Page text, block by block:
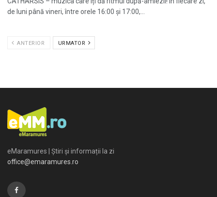
de luni până vineri, între orele 16:00 și 17:00,...
ANTERIOR URMATOR
eMaramures | Știri și informații la zi
office@emaramures.ro